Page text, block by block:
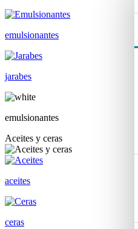
emulsionantes
jarabes
emulsionantes
Aceites y ceras
aceites
ceras